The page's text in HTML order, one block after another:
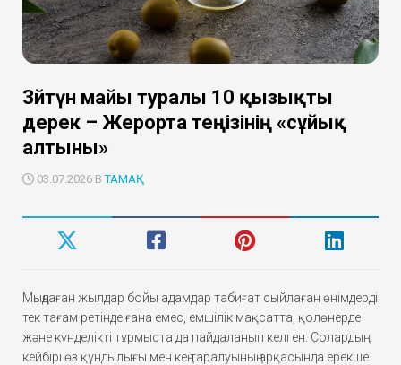
Зәйтүн майы туралы 10 қызықты
дерек – Жерорта теңізінің «сұйық
алтыны»
03.07.2026 ВТАМАҚ
Мыңдаған жылдар бойы адамдар табиғат сыйлаған өнімдерді
тек тағам ретінде ғана емес, емшілік мақсатта, қолөнерде
және күнделікті тұрмыста да пайдаланып келген. Солардың
кейбірі өз құндылығы мен кең таралуының арқасында ерекше